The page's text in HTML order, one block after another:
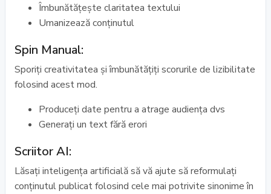
Îmbunătățește claritatea textului
Umanizează conținutul
Spin Manual:
Sporiți creativitatea și îmbunătățiți scorurile de lizibilitate
folosind acest mod.
Produceți date pentru a atrage audiența dvs
Generați un text fără erori
Scriitor AI:
Lăsaţi inteligenţa artificială să vă ajute să reformulaţi
conţinutul publicat folosind cele mai potrivite sinonime în